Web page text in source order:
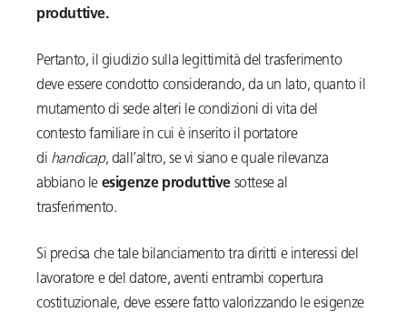
produttive.
Pertanto, il giudizio sulla legittimità del trasferimento
deve essere condotto considerando, da un lato, quanto il
mutamento di sede alteri le condizioni di vita del
contesto familiare in cui è inserito il portatore
di handicap, dall’altro, se vi siano e quale rilevanza
abbiano le esigenze produttive sottese al
trasferimento.
Si precisa che tale bilanciamento tra diritti e interessi del
lavoratore e del datore, aventi entrambi copertura
costituzionale, deve essere fatto valorizzando le esigenze